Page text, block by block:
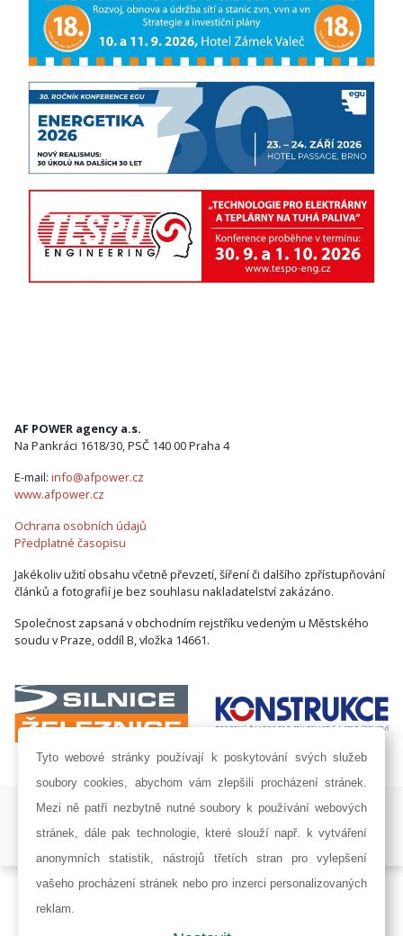
AF POWER agency a.s.
Na Pankráci 1618/30, PSČ 140 00 Praha 4
E-mail: info@afpower.cz
www.afpower.cz
Ochrana osobních údajů
Předplatné časopisu
Jakékoliv užití obsahu včetně převzetí, šíření či dalšího zpřístupňování
článků a fotografií je bez souhlasu nakladatelství zakázáno.
Společnost zapsaná v obchodním rejstříku vedeným u Městského
soudu v Praze, oddíl B, vložka 14661.
ISSN 1802-8535 © 2009 - 2026 AF POWER agency a.s. |
Nastavení
Developed by:
Railsformers s.r.o.
Tyto webové stránky používají k poskytování svých služeb
soubory cookies, abychom vám zlepšili procházení stránek.
Mezi ně patří nezbytně nutné soubory k používání webových
stránek, dále pak technologie, které slouží např. k vytváření
anonymních statistik, nástrojů třetích stran pro vylepšení
vašeho procházení stránek nebo pro inzerci personalizovaných
reklam.